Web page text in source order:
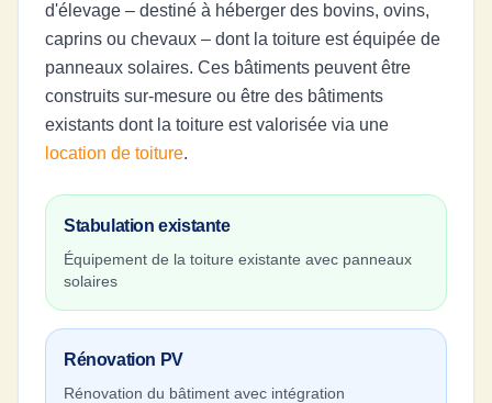
d'élevage – destiné à héberger des bovins, ovins,
caprins ou chevaux – dont la toiture est équipée de
panneaux solaires. Ces bâtiments peuvent être
construits sur-mesure ou être des bâtiments
existants dont la toiture est valorisée via une
location de toiture.
Stabulation existante
Équipement de la toiture existante avec panneaux
solaires
Rénovation PV
Rénovation du bâtiment avec intégration